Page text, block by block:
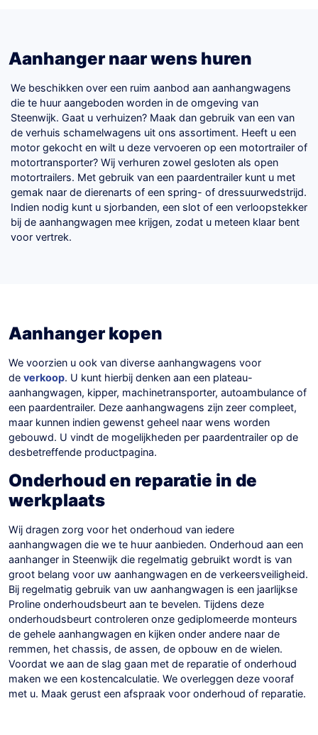
Aanhanger naar wens huren
We beschikken over een ruim aanbod aan aanhangwagens
die te huur aangeboden worden in de omgeving van
Steenwijk. Gaat u verhuizen? Maak dan gebruik van een van
de verhuis schamelwagens uit ons assortiment. Heeft u een
motor gekocht en wilt u deze vervoeren op een motortrailer of
motortransporter? Wij verhuren zowel gesloten als open
motortrailers. Met gebruik van een paardentrailer kunt u met
gemak naar de dierenarts of een spring- of dressuurwedstrijd.
Indien nodig kunt u sjorbanden, een slot of een verloopstekker
bij de aanhangwagen mee krijgen, zodat u meteen klaar bent
voor vertrek.
Aanhanger kopen
We voorzien u ook van diverse aanhangwagens voor
de verkoop. U kunt hierbij denken aan een plateau-
aanhangwagen, kipper, machinetransporter, autoambulance of
een paardentrailer. Deze aanhangwagens zijn zeer compleet,
maar kunnen indien gewenst geheel naar wens worden
gebouwd. U vindt de mogelijkheden per paardentrailer op de
desbetreffende productpagina.
Onderhoud en reparatie in de
werkplaats
Wij dragen zorg voor het onderhoud van iedere
aanhangwagen die we te huur aanbieden. Onderhoud aan een
aanhanger in Steenwijk die regelmatig gebruikt wordt is van
groot belang voor uw aanhangwagen en de verkeersveiligheid.
Bij regelmatig gebruik van uw aanhangwagen is een jaarlijkse
Proline onderhoudsbeurt aan te bevelen. Tijdens deze
onderhoudsbeurt controleren onze gediplomeerde monteurs
de gehele aanhangwagen en kijken onder andere naar de
remmen, het chassis, de assen, de opbouw en de wielen.
Voordat we aan de slag gaan met de reparatie of onderhoud
maken we een kostencalculatie. We overleggen deze vooraf
met u. Maak gerust een afspraak voor onderhoud of reparatie.